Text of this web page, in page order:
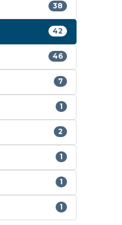
38
42
46
7
1
2
1
1
1